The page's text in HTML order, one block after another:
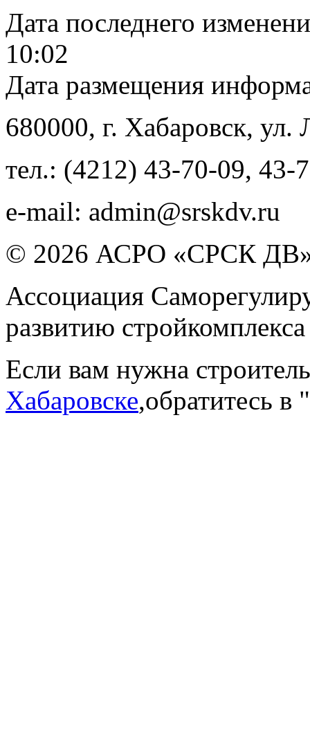
Дата последнего
10:02
Дата размещения
680000, г. Хабаровск, ул.
тел.: (4212) 43-70-09, 43-
e-mail: admin@srskdv.ru
© 2026 АСРО «СРСК
Ассоциация
развитию
Если вам нужна
Хабаровске,обратитесь